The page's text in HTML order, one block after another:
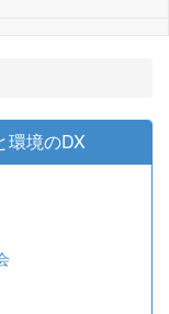
環境のDX